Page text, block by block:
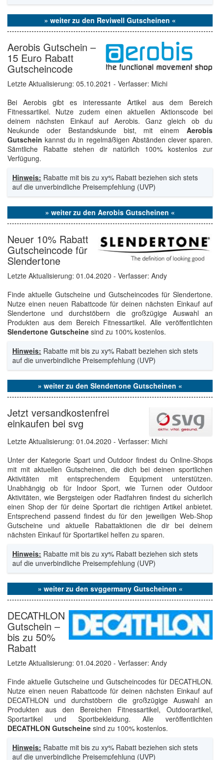
» weiter zu den Reviwell Gutscheinen «
Aerobis Gutschein –
15 Euro Rabatt
Gutscheincode
Letzte Aktualisierung: 05.10.2021 - Verfasser: Michi
Bei Aerobis gibt es interessante Artikel aus dem Bereich
Fitnessartikel. Nutze zudem einen aktuellen Aktionscode bei
deinem nächsten Einkauf auf Aerobis. Ganz gleich ob du
Neukunde oder Bestandskunde bist, mit einem Aerobis
Gutschein kannst du in regelmäßigen Abständen clever sparen.
Sämtliche Rabatte stehen dir natürlich 100% kostenlos zur
Verfügung.
Hinweis: Rabatte mit bis zu xy% Rabatt beziehen sich stets
auf die unverbindliche Preisempfehlung (UVP)
» weiter zu den Aerobis Gutscheinen «
Neuer 10% Rabatt
Gutscheincode für
Slendertone
Letzte Aktualisierung: 01.04.2020 - Verfasser: Andy
Finde aktuelle Gutscheine und Gutscheincodes für Slendertone.
Nutze einen neuen Rabattcode für deinen nächsten Einkauf auf
Slendertone und durchstöbern die großzügige Auswahl an
Produkten aus dem Bereich Fitnessartikel. Alle veröffentlichten
Slendertone Gutscheine sind zu 100% kostenlos.
Hinweis: Rabatte mit bis zu xy% Rabatt beziehen sich stets
auf die unverbindliche Preisempfehlung (UVP)
» weiter zu den Slendertone Gutscheinen «
Jetzt versandkostenfrei
einkaufen bei svg
Letzte Aktualisierung: 01.04.2020 - Verfasser: Michi
Unter der Kategorie Spart und Outdoor findest du Online-Shops
mit mit aktuellen Gutscheinen, die dich bei deinen sportlichen
Aktivitäten mit entsprechendem Equipment unterstützen.
Unabhängig ob für Indoor Sport, wie Turnen oder Outdoor
Aktivitäten, wie Bergsteigen oder Radfahren findest du sicherlich
einen Shop der für deine Sportart die richtigen Artikel anbietet.
Entsprechend passend findest du für den jeweiligen Web-Shop
Gutscheine und aktuelle Rabattaktionen die dir bei deinem
nächsten Einkauf für Sportartikel helfen zu sparen.
Hinweis: Rabatte mit bis zu xy% Rabatt beziehen sich stets
auf die unverbindliche Preisempfehlung (UVP)
» weiter zu den svggermany Gutscheinen «
DECATHLON
Gutschein –
bis zu 50%
Rabatt
Letzte Aktualisierung: 01.04.2020 - Verfasser: Andy
Finde aktuelle Gutscheine und Gutscheincodes für DECATHLON.
Nutze einen neuen Rabattcode für deinen nächsten Einkauf auf
DECATHLON und durchstöbern die großzügige Auswahl an
Produkten aus den Bereichen Fitnessartikel, Outdoorartikel,
Sportartikel und Sportbekleidung. Alle veröffentlichten
DECATHLON Gutscheine sind zu 100% kostenlos.
Hinweis: Rabatte mit bis zu xy% Rabatt beziehen sich stets
auf die unverbindliche Preisempfehlung (UVP)